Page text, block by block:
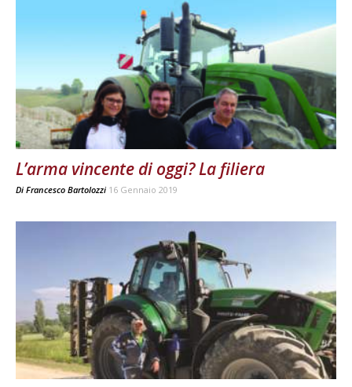
L’arma vincente di oggi? La filiera
Di Francesco Bartolozzi 16 Gennaio 2019